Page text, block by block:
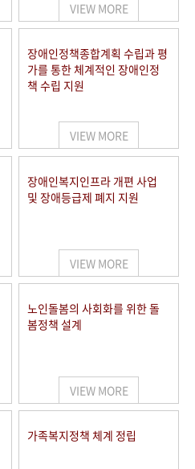
VIEW MORE
장애인정책종합계획 수립과 평
가를 통한 체계적인 장애인정
책 수립 지원
VIEW MORE
장애인복지인프라 개편 사업
및 장애등급제 폐지 지원
VIEW MORE
노인돌봄의 사회화를 위한 돌
봄정책 설계
VIEW MORE
가족복지정책 체계 정립